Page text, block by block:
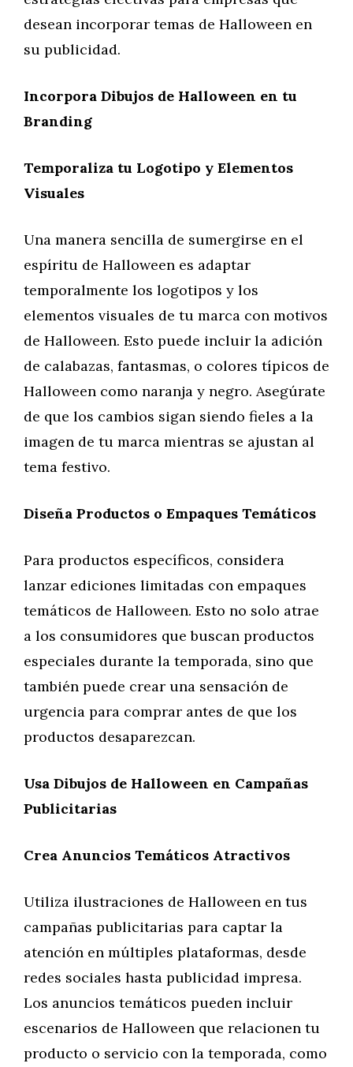
desean incorporar temas de Halloween en
su publicidad.
Incorpora Dibujos de Halloween en tu
Branding
Temporaliza tu Logotipo y Elementos
Visuales
Una manera sencilla de sumergirse en el
espíritu de Halloween es adaptar
temporalmente los logotipos y los
elementos visuales de tu marca con motivos
de Halloween. Esto puede incluir la adición
de calabazas, fantasmas, o colores típicos de
Halloween como naranja y negro. Asegúrate
de que los cambios sigan siendo fieles a la
imagen de tu marca mientras se ajustan al
tema festivo.
Diseña Productos o Empaques Temáticos
Para productos específicos, considera
lanzar ediciones limitadas con empaques
temáticos de Halloween. Esto no solo atrae
a los consumidores que buscan productos
especiales durante la temporada, sino que
también puede crear una sensación de
urgencia para comprar antes de que los
productos desaparezcan.
Usa Dibujos de Halloween en Campañas
Publicitarias
Crea Anuncios Temáticos Atractivos
Utiliza ilustraciones de Halloween en tus
campañas publicitarias para captar la
atención en múltiples plataformas, desde
redes sociales hasta publicidad impresa.
Los anuncios temáticos pueden incluir
escenarios de Halloween que relacionen tu
producto o servicio con la temporada, como